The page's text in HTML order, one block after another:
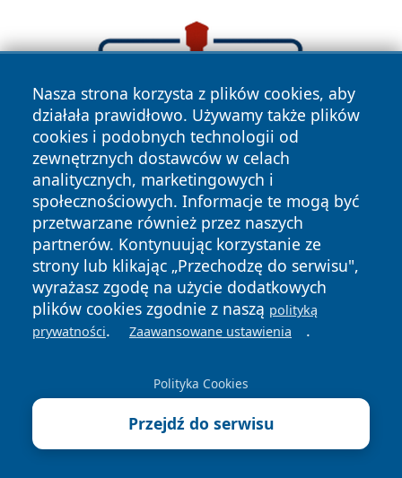
Nasza strona korzysta z plików cookies, aby
działała prawidłowo. Używamy także plików
cookies i podobnych technologii od
zewnętrznych dostawców w celach
analitycznych, marketingowych i
społecznościowych. Informacje te mogą być
przetwarzane również przez naszych
partnerów. Kontynuując korzystanie ze
strony lub klikając „Przechodzę do serwisu",
wyrażasz zgodę na użycie dodatkowych
plików cookies zgodnie z naszą polityką
prywatności. Zaawansowane ustawienia .
Polityka Cookies
Przejdź do serwisu
Copyright © 2026 pulsbydgoszczy.pl Wszystkie prawa
Polityka